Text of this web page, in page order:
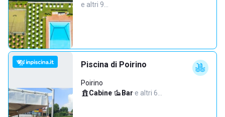
e altri 9…
Piscina di Poirino
Poirino
Cabine· Bar·e altri 6…